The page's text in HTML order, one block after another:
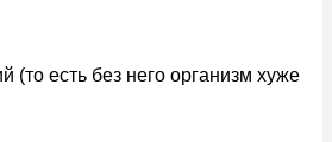
есть без него организм хуже